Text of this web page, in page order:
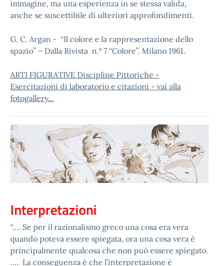
immagine, ma una esperienza in se stessa valida,
anche se suscettibile di ulteriori approfondimenti.
G. C. Argan - “Il colore e la rappresentazione dello
spazio” – Dalla Rivista n.° 7 “Colore”. Milano 1961.
ARTI FIGURATIVE Discipline Pittoriche -
Esercitazioni di laboratorio e citazioni - vai alla
fotogallery...
Interpretazioni
“…. Se per il razionalismo greco una cosa era vera
quando poteva essere spiegata, ora una cosa vera è
principalmente qualcosa che non può essere spiegato.
…. La conseguenza è che l’interpretazione è